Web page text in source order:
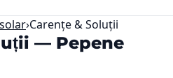
›Carențe & Soluții
— Pepene